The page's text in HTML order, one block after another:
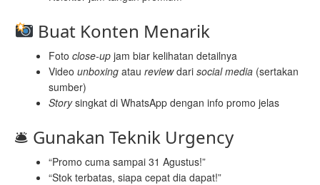
Buat Konten Menarik
Foto close-up jam biar kelihatan detailnya
Video unboxing atau reviewdari social media (sertakan
sumber)
Storysingkat di WhatsApp dengan info promo jelas
🛎 Gunakan Teknik Urgency
“Promo cuma sampai 31 Agustus!”
“Stok terbatas, siapa cepat dia dapat!”